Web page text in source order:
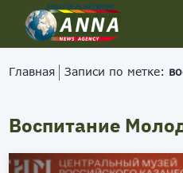
Главная Записи по метке:
Воспитание